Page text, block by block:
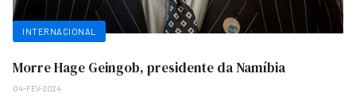
Morre Hage Geingob, presidente da Namíbia